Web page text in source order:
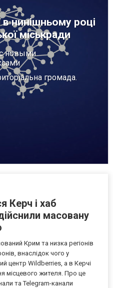
нинішньому році
міськради
новыми
громада.
Керч і хаб
масовану
Крим та низка регіонів
внаслідок чого у
центр Wildberries, а в Керчі
місцевого жителя. Про це
та Telegram-канали